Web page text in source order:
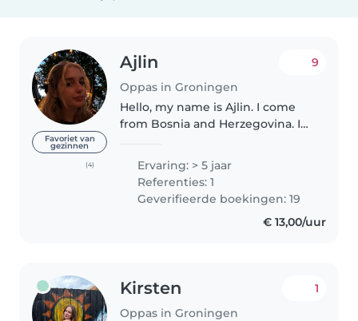
Favoriet van
gezinnen
(4)
Ajlin
Oppas in Groningen
9
Hello, my name is Ajlin. I come
from Bosnia and Herzegovina. I
Psychology in the Netherlands. I
have been working in childcare
for about 6 years with focus..
Ervaring: > 5 jaar
Referenties: 1
Geverifieerde boekingen: 19
€ 13,00/uur
Kirsten
Oppas in Groningen
1